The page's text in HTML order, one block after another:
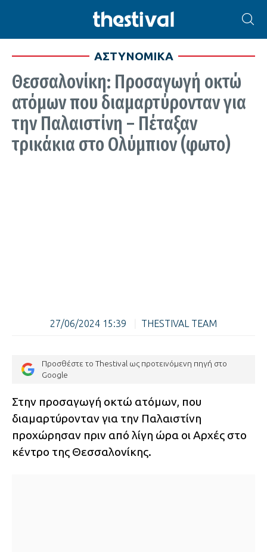
ΑΣΤΥΝΟΜΙΚΑ
Θεσσαλονίκη: Προσαγωγή οκτώ
ατόμων που διαμαρτύρονταν για
την Παλαιστίνη – Πέταξαν
τρικάκια στο Ολύμπιον (φωτο)
27/06/2024 15:39 THESTIVAL TEAM
Προσθέστε το Thestival ως προτεινόμενη πηγή στο
Google
Στην προσαγωγή οκτώ ατόμων, που
διαμαρτύρονταν για την Παλαιστίνη
προχώρησαν πριν από λίγη ώρα οι Αρχές στο
κέντρο της Θεσσαλονίκης.